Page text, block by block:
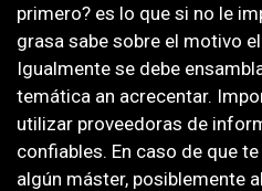
primero? es lo que si no le
grasa sabe sobre el motivo
Igualmente se debe
temática an acrecentar.
utilizar proveedoras de
confiables. En caso de que
algún máster, posiblemente